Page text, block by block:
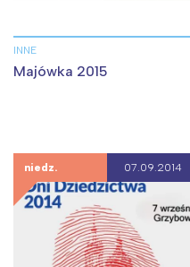
INNE
Majówka 2015
niedz. 07.09.2014